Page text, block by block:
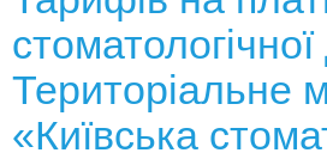
Територіальне
«Київська